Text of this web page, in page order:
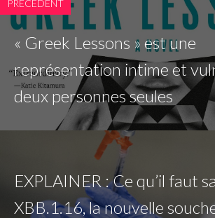
PRÉCÉDENT
« Greek Lessons » est une
représentation intime et
deux personnes seules
EXPLAINER : Ce qu’il faut
XBB.1.16, la nouvelle